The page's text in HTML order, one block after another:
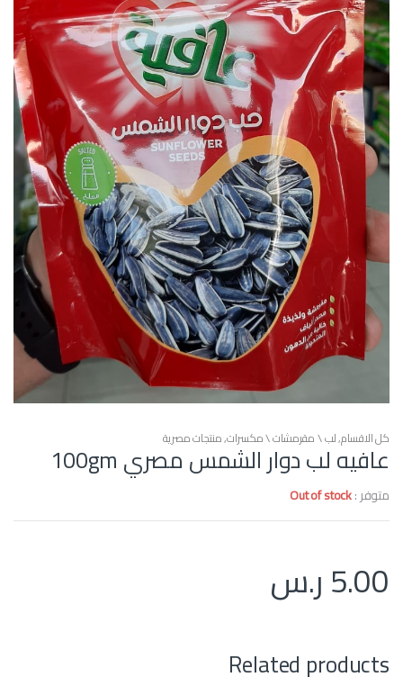
كل الاقسام,لب \ مقرمشات \ مكسرات,منتجات مصرية
عافيه لب دوار الشمس مصري 100gm
متوفر :Out of stock
5.00ر.س
Related products